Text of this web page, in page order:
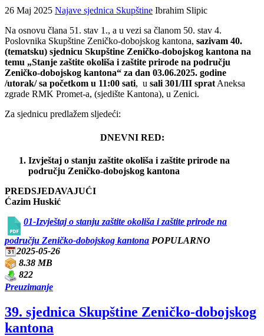
26 Maj 2025 Najave sjednica Skupštine Ibrahim Slipic
Na osnovu člana 51. stav 1., a u vezi sa članom 50. stav 4.
Poslovnika Skupštine Zeničko-dobojskog kantona, sazivam 40.
(tematsku) sjednicu Skupštine Zeničko-dobojskog kantona na
temu „Stanje zaštite okoliša i zaštite prirode na području
Zeničko-dobojskog kantona“ za dan 03.06.2025. godine
/utorak/ sa početkom u 11:00 sati, u sali 301/III sprat Aneksa
zgrade RMK Promet-a, (sjedište Kantona), u Zenici.
Za sjednicu predlažem sljedeći:
DNEVNI RED:
Izvještaj o stanju zaštite okoliša i zaštite prirode na
području Zeničko-dobojskog kantona
PREDSJEDAVAJUĆI
Ćazim Huskić
01-Izvještaj o stanju zaštite okoliša i zaštite prirode na
području Zeničko-dobojskog kantona POPULARNO
2025-05-26
8.38 MB
822
Preuzimanje
39. sjednica Skupštine Zeničko-dobojskog
kantona